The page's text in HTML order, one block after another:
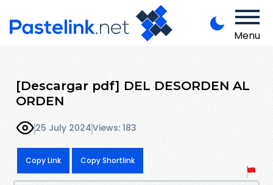
Menu
[Descargar pdf] DEL DESORDEN AL
ORDEN
25 July 2024Views: 183
Copy Link Copy Shortlink